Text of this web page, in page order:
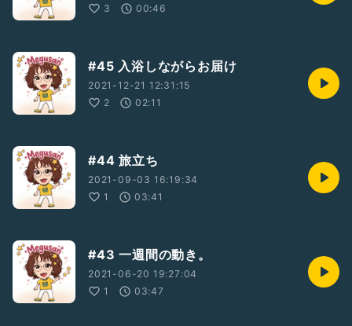
3
00:46
#45 入浴しながらお届け
2021-12-21 12:31:15
2
02:11
#44 旅立ち
2021-09-03 16:19:34
1
03:41
#43 一週間の動き。
2021-06-20 19:27:04
1
03:47